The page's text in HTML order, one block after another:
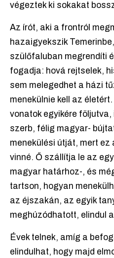
végeztek ki sokakat
Az írót, aki a frontról
hazaigyekszik
szülőfaluban megrendíti
fogadja: hová rejtselek,
sem melegedhet a házi
menekülnie kell az
vonatok egyikére
szerb, félig magyar-
menekülési útját, mert ez
vinné. Ő szállítja le az
magyar határhoz-, és
tartson, hogyan
az éjszakán, az egyik
meghúzódhatott, elindul
Évek telnek, amíg a
elindulhat, hogy majd